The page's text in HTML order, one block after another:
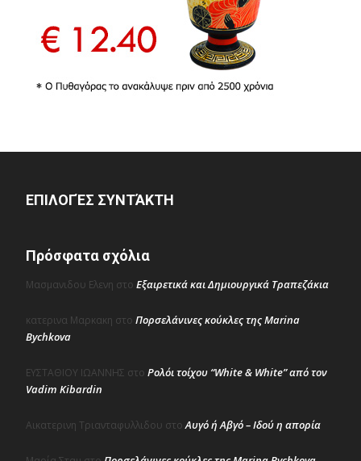
ΕΠΙΛΟΓΈΣ ΣΥΝΤΆΚΤΗ
Πρόσφατα σχόλια
Μασμανιδου Ελενη στο Εξαιρετικά και Δημιουργικά Τραπεζάκια
κατερινα Μαρκακη στο Πορσελάνινες κούκλες της Marina
Bychkova
ΕΥΣΤΑΘΙΟΥ ΙΩΑΝΝΗΣ στο Ρολόι τοίχου “White & White” από τον
Vadim Kibardin
Αικατερινη Τριανταφυλλιδου στοΑυγό ή Αβγό – Ιδού η απορία